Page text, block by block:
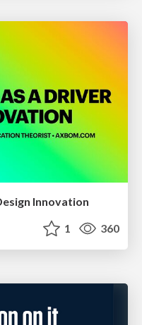
Innovation
1 360